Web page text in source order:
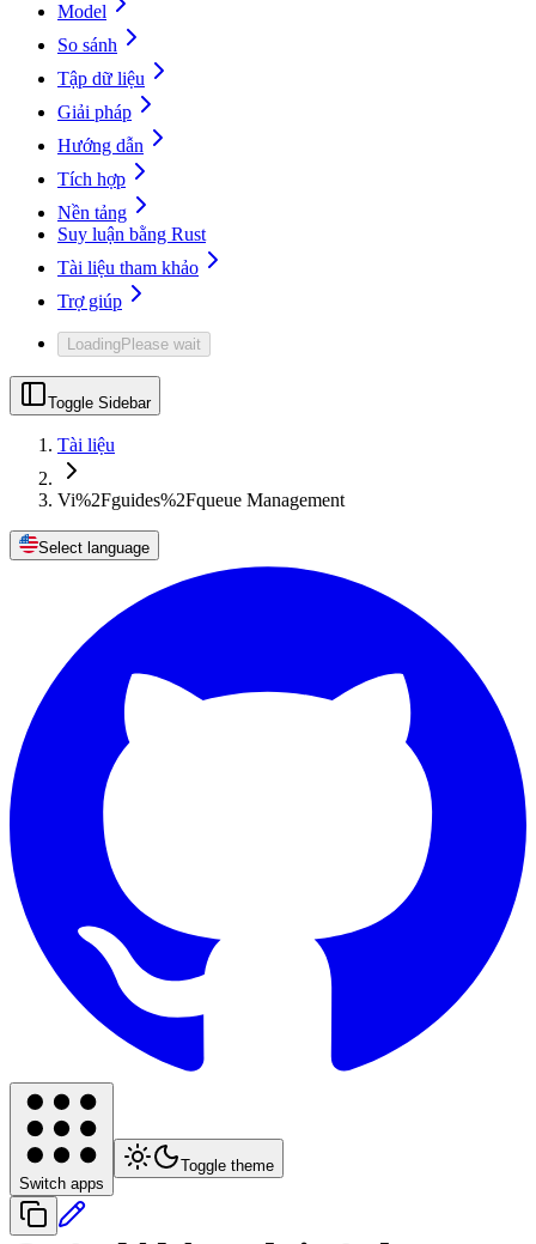
Model
So sánh
Tập dữ liệu
Giải pháp
Hướng dẫn
Tích hợp
Nền tảng
Suy luận bằng Rust
Tài liệu tham khảo
Trợ giúp
LoadingPlease wait
Toggle Sidebar
Tài liệu
Vi%2Fguides%2Fqueue Management
Select language
Switch apps
Toggle theme